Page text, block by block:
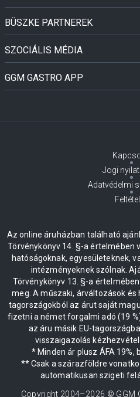
BÜSZKE PARTNEREK
SZOCIÁLIS MÉDIA
GGM GASTRO APP
Jogi
Adatvédelmi
Az online áruházban található
Törvénykönyv 14. §-a értelmében
hatóságoknak, egyesületeknek,
intézményeknek szólnak.
Törvénykönyv 13. §-a
meg. A műszaki, árváltozások és
tagországokból az árut saját
fizetni a német forgalmi adó (19
az áru másik EU-
visszaigazolás
* Minden ár plusz ÁFA 19%,
** Csak a szárazföldre
automatikusan szigeti
Copyright 2004–2026 © GGM